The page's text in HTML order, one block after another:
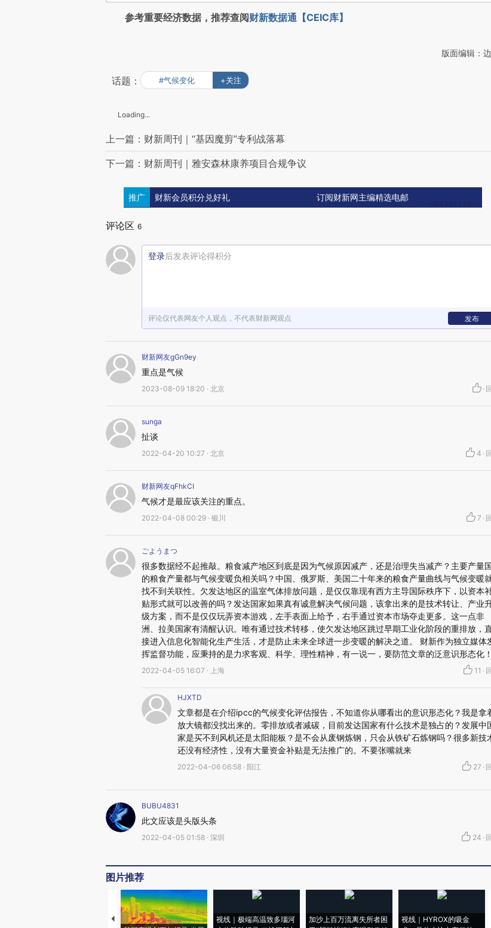
参考重要经济数据，推荐查阅财新数据通【CEIC库】
版面编辑：
话题： #气候变化 +关注
Loading...
上一篇：财新周刊｜“基因魔剪”专利战落幕
下一篇：财新周刊｜雅安森林康养项目合规争议
推广 财新会员积分兑好礼 订阅财新网主编精选电邮
评论区 6
登录后发表评论得积分
评论仅代表网友个人观点，不代表财新网观点 发布
财新网友gGn9ey
重点是气候
2023-08-09 18:20 · 北京 ·
sunga
扯谈
2022-04-20 10:27 · 北京 4 ·
财新网友qFhkCI
气候才是最应该关注的重点。
2022-04-08 00:29 · 银川 7 ·
ごようまつ
很多数据经不起推敲。粮食减产地区到底是因为气候原因减产，还是治理失当减产？主要产量
的粮食产量都与气候变暖负相关吗？中国、俄罗斯、美国二十年来的粮食产量曲线与气候变暖
找不到关联性。欠发达地区的温室气体排放问题，是仅仅靠现有西方主导国际秩序下，以资本
贴形式就可以改善的吗？发达国家如果真有诚意解决气候问题，该拿出来的是技术转让、产业
级方案，而不是仅仅玩弄资本游戏，左手表面上给予，右手通过资本市场夺走更多。这一点非
洲、拉美国家有清醒认识。唯有通过技术转移，使欠发达地区跳过早期工业化阶段的重排放，
接进入信息化智能化生产生活，才是防止未来全球进一步变暖的解决之道。 财新作为独立媒体
挥监督功能，应秉持的是力求客观、科学、理性精神，有一说一，要防范文章的泛意识形态化！
2022-04-05 16:07 · 上海 11 ·
HJXTD
文章都是在介绍ipcc的气候变化评估报告，不知道你从哪看出的意识形态化？我是拿
放大镜都没找出来的。零排放或者减碳，目前发达国家有什么技术是独占的？发展中
家是买不到风机还是太阳能板？是不会从废钢炼钢，只会从铁矿石炼钢吗？很多新技
还没有经济性，没有大量资金补贴是无法推广的。不要张嘴就来
2022-04-06 06:58 · 阳江 27 ·
BUBU4831
此文应该是头版头条
2022-04-05 01:58 · 深圳 24 ·
图片推荐
视线｜极端高温致多瑙河
加沙上百万流离失所者困
视线｜HYROX的吸金